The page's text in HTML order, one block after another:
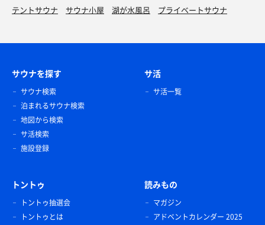
テントサウナ
サウナ小屋 湖が水風呂 プライベートサウナ
サウナを探す
サウナ検索
泊まれるサウナ検索
地図から検索
サ活検索
施設登録
サ活
サ活一覧
トントゥ
トントゥ抽選会
トントゥとは
読みもの
マガジン
アドベントカレンダー 2025